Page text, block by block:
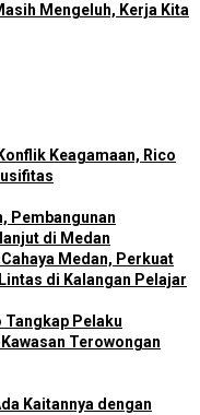
Mengeluh, Kerja Kita
Keagamaan, Rico
Pembangunan
di Medan
Medan, Perkuat
di Kalangan Pelajar
Pelaku
Terowongan
Kaitannya dengan